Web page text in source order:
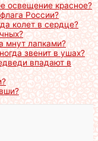
освещение красное?
России?
колет в сердце?
мнут лапками?
звенит в ушах?
впадают в